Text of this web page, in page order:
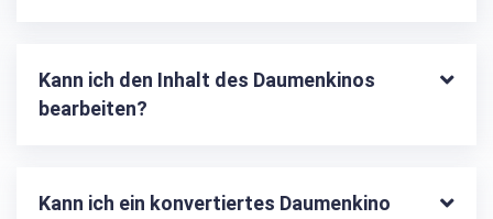
Kann ich den Inhalt des Daumenkinos
bearbeiten?
Kann ich ein konvertiertes Daumenkino